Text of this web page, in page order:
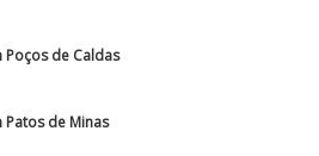
de Caldas
de Minas